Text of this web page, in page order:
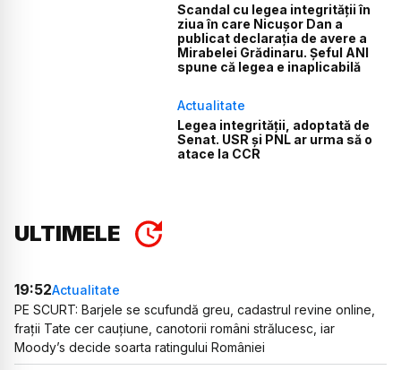
Scandal cu legea integrității în
ziua în care Nicușor Dan a
publicat declarația de avere a
Mirabelei Grădinaru. Șeful ANI
spune că legea e inaplicabilă
Actualitate
Legea integrității, adoptată de
Senat. USR și PNL ar urma să o
atace la CCR
ULTIMELE
19:52Actualitate
PE SCURT: Barjele se scufundă greu, cadastrul revine online,
frații Tate cer cauțiune, canotorii români strălucesc, iar
Moody’s decide soarta ratingului României